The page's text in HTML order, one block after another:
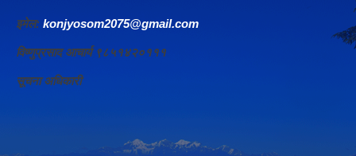
इमेल: konjyosom2075@gmail.com
विष्णुप्रसाद आचार्य ९८५१४२०१११
सूचना अधिकारी